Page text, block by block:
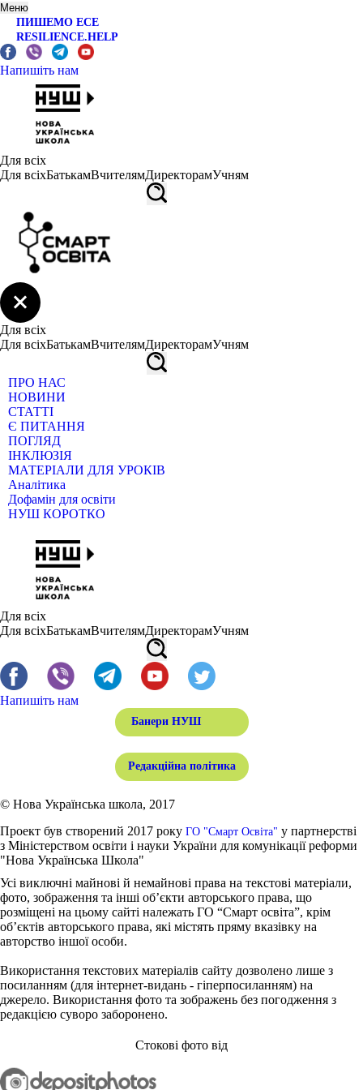
Меню
ПИШЕМО ЕСЕ
RESILIENCE.HELP
Напишіть нам
Для всіх
Для всіхБатькамВчителямДиректорамУчням
Для всіх
Для всіхБатькамВчителямДиректорамУчням
ПРО НАС
НОВИНИ
СТАТТІ
Є ПИТАННЯ
ПОГЛЯД
ІНКЛЮЗІЯ
МАТЕРІАЛИ ДЛЯ УРОКІВ
Аналітика
Дофамін для освіти
НУШ КОРОТКО
Для всіх
Для всіхБатькамВчителямДиректорамУчням
Напишіть нам
Банери НУШ
Редакційна політика
© Нова Українська школа, 2017
Проект був створений 2017 року ГО "Смарт Освіта" у партнерстві
з Міністерством освіти і науки України для комунікації реформи
"Нова Українська Школа"
Усі виключні майнові й немайнові права на текстові матеріали,
фото, зображення та інші об’єкти авторського права, що
розміщені на цьому сайті належать ГО “Смарт освіта”, крім
об’єктів авторського права, які містять пряму вказівку на
авторство іншої особи.
Використання текстових матеріалів сайту дозволено лише з
посиланням (для інтернет-видань - гіперпосиланням) на
джерело. Використання фото та зображень без погодження з
редакцією суворо заборонено.
Стокові фото від